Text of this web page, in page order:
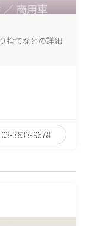
捨てなどの詳細
03-3833-9678